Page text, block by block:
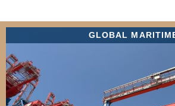
GLOBAL